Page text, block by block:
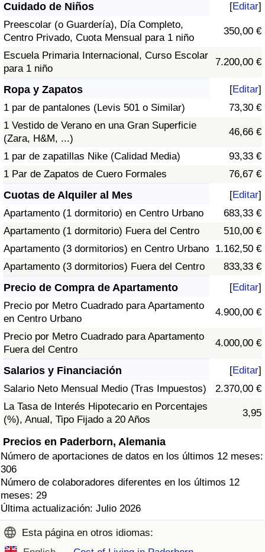
Cuidado de Niños [Editar]
Preescolar (o Guardería), Día Completo,
Centro Privado, Cuota Mensual para 1 niño
350,00 €
Escuela Primaria Internacional, Curso Escolar
para 1 niño
7.200,00 €
Ropa y Zapatos [Editar]
1 par de pantalones (Levis 501 o Similar)
73,30 €
1 Vestido de Verano en una Gran Superficie
(Zara, H&M, ...)
46,66 €
1 par de zapatillas Nike (Calidad Media)
93,33 €
1 Par de Zapatos de Cuero Formales
76,67 €
Cuotas de Alquiler al Mes [Editar]
Apartamento (1 dormitorio) en Centro Urbano
683,33 €
Apartamento (1 dormitorio) Fuera del Centro
510,00 €
Apartamento (3 dormitorios) en Centro Urbano
1.162,50 €
Apartamento (3 dormitorios) Fuera del Centro
833,33 €
Precio de Compra de Apartamento [Editar]
Precio por Metro Cuadrado para Apartamento
en Centro Urbano
4.900,00 €
Precio por Metro Cuadrado para Apartamento
Fuera del Centro
4.000,00 €
Salarios y Financiación [Editar]
Salario Neto Mensual Medio (Tras Impuestos)
2.370,00 €
La Tasa de Interés Hipotecario en Porcentajes
(%), Anual, Tipo Fijado a 20 Años
3,95
Precios en Paderborn, Alemania
Número de aportaciones de datos en los últimos 12 meses:
306
Número de colaboradores diferentes en los últimos 12
meses: 29
Última actualización: Julio 2026
Esta página en otros idiomas: